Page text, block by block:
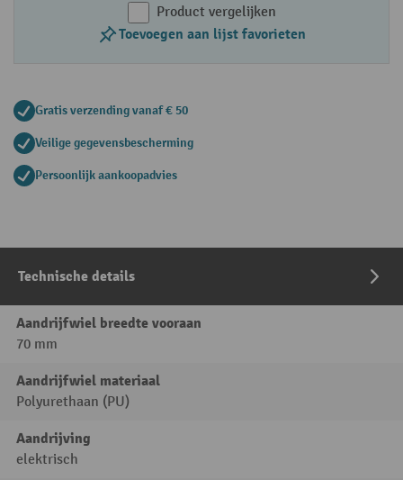
Product vergelijken
Toevoegen aan lijst favorieten
Gratis verzending vanaf € 50
Veilige gegevensbescherming
Persoonlijk aankoopadvies
Technische details
Aandrijfwiel breedte vooraan
70 mm
Aandrijfwiel materiaal
Polyurethaan (PU)
Aandrijving
elektrisch